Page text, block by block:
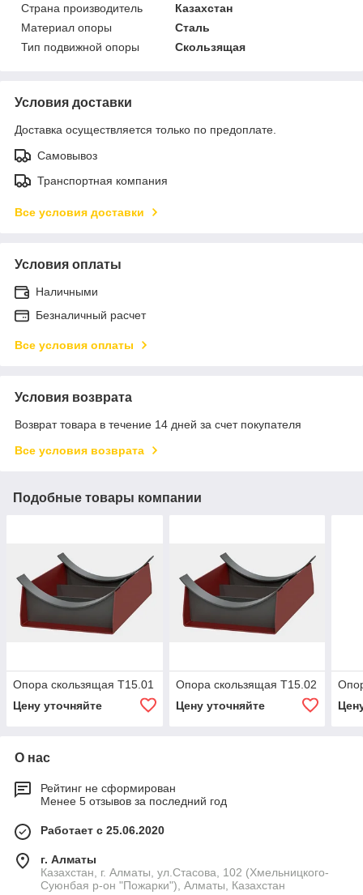
Страна производитель
Казахстан
Материал опоры
Сталь
Тип подвижной опоры
Скользящая
Условия доставки
Доставка осуществляется только по предоплате.
Самовывоз
Транспортная компания
Все условия доставки
Условия оплаты
Наличными
Безналичный расчет
Все условия оплаты
Условия возврата
Возврат товара в течение 14 дней за счет покупателя
Все условия возврата
Подобные товары компании
Опора скользящая Т15.01
Цену уточняйте
Опора скользящая Т15.02
Цену уточняйте
О нас
Рейтинг не сформирован
Менее 5 отзывов за последний год
Работает с 25.06.2020
г. Алматы
Казахстан, г. Алматы, ул.Стасова, 102 (Хмельницкого-
Суюнбая р-он "Пожарки"), Алматы, Казахстан